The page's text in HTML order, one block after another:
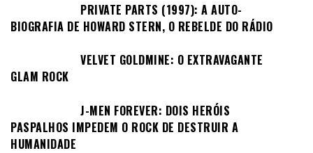
PRIVATE PARTS (1997): A AUTO-
BIOGRAFIA DE HOWARD STERN, O REBELDE DO RÁDIO
VELVET GOLDMINE: O EXTRAVAGANTE
GLAM ROCK
J-MEN FOREVER: DOIS HERÓIS
PASPALHOS IMPEDEM O ROCK DE DESTRUIR A
HUMANIDADE